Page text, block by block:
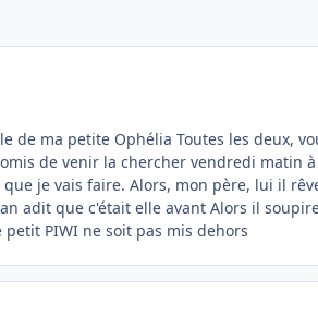
ma petite Ophélia Toutes les deux,
de venir la chercher vendredi matin
je vais faire. Alors, mon père, lui il
adit que c'était elle avant Alors il
PIWI ne soit pas mis dehors